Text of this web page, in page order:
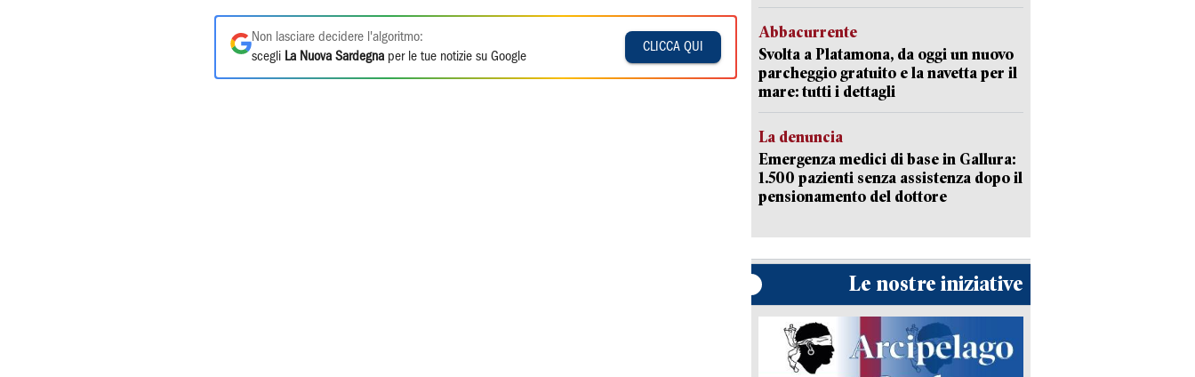
Non lasciare decidere l'algoritmo:
scegli La Nuova Sardegna per le tue notizie su Google
CLICCA QUI
Abbacurrente
Svolta a Platamona, da oggi un nuovo
parcheggio gratuito e la navetta per il
mare: tutti i dettagli
La denuncia
Emergenza medici di base in Gallura:
1.500 pazienti senza assistenza dopo il
pensionamento del dottore
Le nostre iniziative